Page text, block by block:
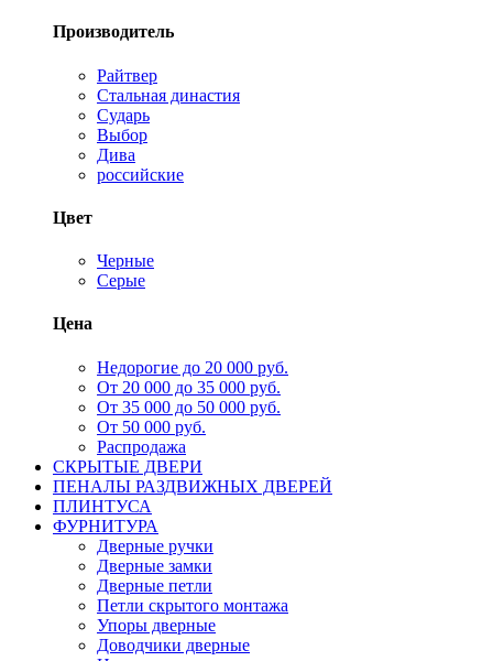
Производитель
Райтвер
Стальная династия
Сударь
Выбор
Дива
российские
Цвет
Черные
Серые
Цена
Недорогие до 20 000 руб.
От 20 000 до 35 000 руб.
От 35 000 до 50 000 руб.
От 50 000 руб.
Распродажа
СКРЫТЫЕ ДВЕРИ
ПЕНАЛЫ РАЗДВИЖНЫХ ДВЕРЕЙ
ПЛИНТУСА
ФУРНИТУРА
Дверные ручки
Дверные замки
Дверные петли
Петли скрытого монтажа
Упоры дверные
Доводчики дверные